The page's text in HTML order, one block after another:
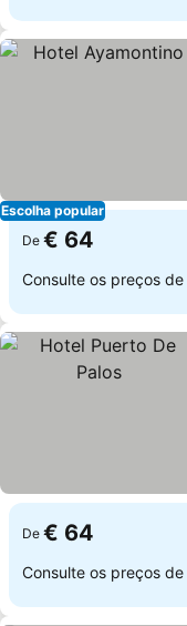
Escolha popular
De € 64
Consulte os preços de
De € 64
Consulte os preços de